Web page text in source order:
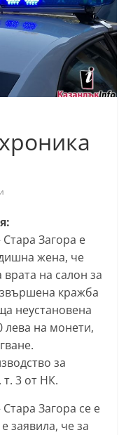
Загора е
жена, че
на салон за
кражба
неустановена
на монети,
за
3 от НК.
Загора се е
заявила, че за